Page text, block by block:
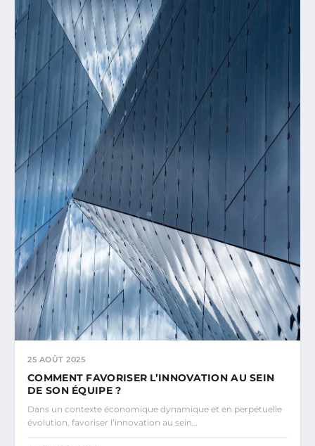
25 AOÛT 2025
COMMENT FAVORISER L’INNOVATION AU SEIN
DE SON ÉQUIPE ?
Dans un contexte économique dynamique et en perpétuelle
évolution, favoriser l’innovation au sein…